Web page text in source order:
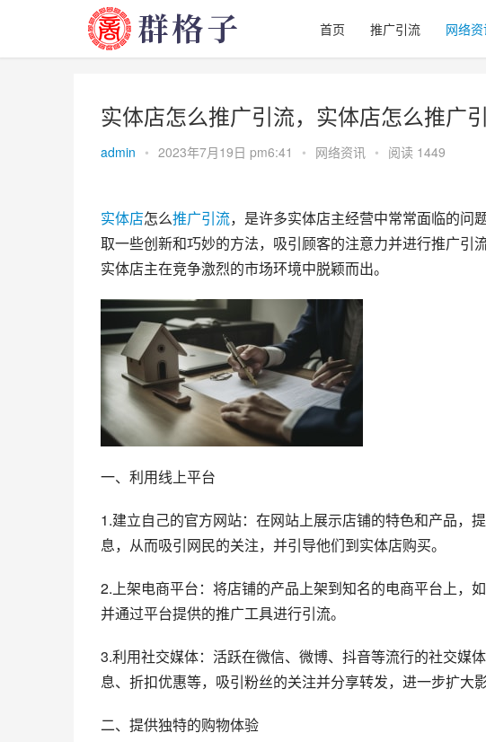
首页 推广引流 网络
实体店怎么推广引流，实体店怎么推广
admin • 2023年7月19日 pm6:41 • 网络资讯 • 阅读 1449
实体店怎么推广引流，是许多实体店主经营中常常面临的问
取一些创新和巧妙的方法，吸引顾客的注意力并进行推广引
实体店主在竞争激烈的市场环境中脱颖而出。
一、利用线上平台
1.建立自己的官方网站：在网站上展示店铺的特色和产品，
息，从而吸引网民的关注，并引导他们到实体店购买。
2.上架电商平台：将店铺的产品上架到知名的电商平台上，
并通过平台提供的推广工具进行引流。
3.利用社交媒体：活跃在微信、微博、抖音等流行的社交媒
息、折扣优惠等，吸引粉丝的关注并分享转发，进一步扩大影
二、提供独特的购物体验